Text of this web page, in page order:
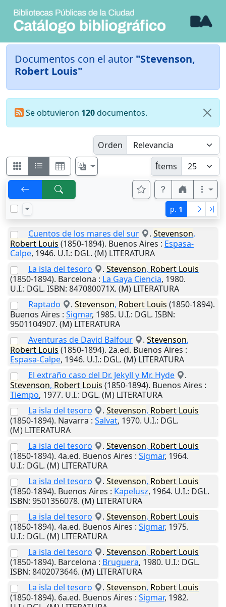
Documentos con el autor "Stevenson,
Robert Louis"
Se obtuvieron 120documentos.
Orden
Ítems
p. 1
Cuentos de los mares del sur . Stevenson,
Robert Louis (1850-1894). Buenos Aires : Espasa-
Calpe, 1946. U.I.: DGL. (M) LITERATURA
La isla del tesoro
. Stevenson, Robert Louis
(1850-1894). Barcelona : La Gaya Ciencia, 1980.
U.I.: DGL. ISBN: 847080071X. (M) LITERATURA
Raptado
. Stevenson, Robert Louis (1850-1894).
Buenos Aires : Sigmar, 1985. U.I.: DGL. ISBN:
9501104907. (M) LITERATURA
Aventuras de David Balfour
. Stevenson,
Robert Louis (1850-1894). 2a.ed. Buenos Aires :
Espasa-Calpe, 1946. U.I.: DGL. (M) LITERATURA
El extraño caso del Dr. Jekyll y Mr. Hyde
.
Stevenson, Robert Louis (1850-1894). Buenos Aires :
Tiempo, 1977. U.I.: DGL. (M) LITERATURA
La isla del tesoro
. Stevenson, Robert Louis
(1850-1894). Navarra : Salvat, 1970. U.I.: DGL.
(M) LITERATURA
La isla del tesoro
. Stevenson, Robert Louis
(1850-1894). 4a.ed. Buenos Aires : Sigmar, 1964.
U.I.: DGL. (M) LITERATURA
La isla del tesoro
. Stevenson, Robert Louis
(1850-1894). Buenos Aires : Kapelusz, 1964. U.I.: DGL.
ISBN: 9501356078. (M) LITERATURA
La isla del tesoro
. Stevenson, Robert Louis
(1850-1894). 4a.ed. Buenos Aires : Sigmar, 1975.
U.I.: DGL. (M) LITERATURA
La isla del tesoro
. Stevenson, Robert Louis
(1850-1894). Barcelona : Bruguera, 1980. U.I.: DGL.
ISBN: 8402073646. (M) LITERATURA
La isla del tesoro
. Stevenson, Robert Louis
(1850-1894). 6a.ed. Buenos Aires : Sigmar, 1982.